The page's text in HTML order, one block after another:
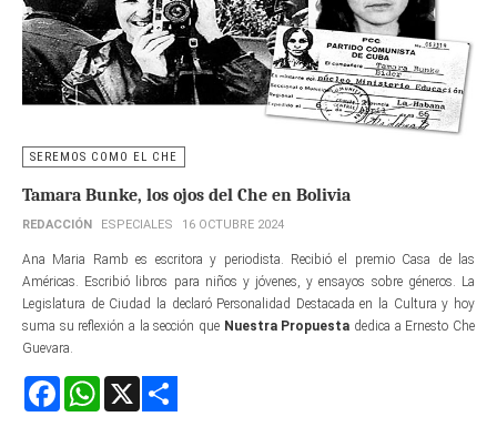
SEREMOS COMO EL CHE
Tamara Bunke, los ojos del Che en Bolivia
REDACCIÓN ESPECIALES 16 OCTUBRE 2024
Ana Maria Ramb es escritora y periodista. Recibió el premio Casa de las
Américas. Escribió libros para niños y jóvenes, y ensayos sobre géneros. La
Legislatura de Ciudad la declaró Personalidad Destacada en la Cultura y hoy
suma su reflexión a la sección que Nuestra Propuesta dedica a Ernesto Che
Guevara.
FacebookWhatsApp